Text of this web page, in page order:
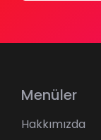
Menüler
Hakkımızda